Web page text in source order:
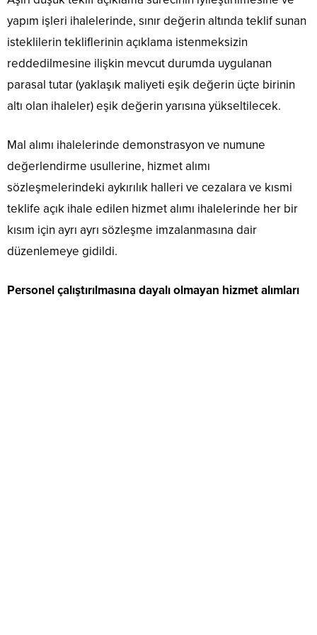
yapım işleri ihalelerinde, sınır değerin altında teklif sunan
isteklilerin tekliflerinin açıklama istenmeksizin
reddedilmesine ilişkin mevcut durumda uygulanan
parasal tutar (yaklaşık maliyeti eşik değerin üçte birinin
altı olan ihaleler) eşik değerin yarısına yükseltilecek.
Mal alımı ihalelerinde demonstrasyon ve numune
değerlendirme usullerine, hizmet alımı
sözleşmelerindeki aykırılık halleri ve cezalara ve kısmi
teklife açık ihale edilen hizmet alımı ihalelerinde her bir
kısım için ayrı ayrı sözleşme imzalanmasına dair
düzenlemeye gidildi.
Personel çalıştırılmasına dayalı olmayan hizmet alımları